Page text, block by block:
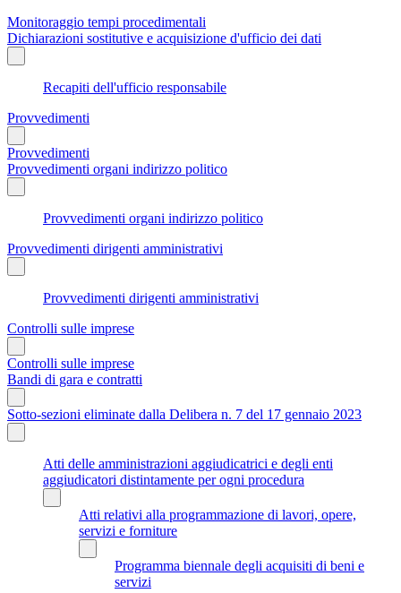
Monitoraggio tempi procedimentali
Dichiarazioni sostitutive e acquisizione d'ufficio dei dati
Recapiti dell'ufficio responsabile
Provvedimenti
Provvedimenti
Provvedimenti organi indirizzo politico
Provvedimenti organi indirizzo politico
Provvedimenti dirigenti amministrativi
Provvedimenti dirigenti amministrativi
Controlli sulle imprese
Controlli sulle imprese
Bandi di gara e contratti
Sotto-sezioni eliminate dalla Delibera n. 7 del 17 gennaio 2023
Atti delle amministrazioni aggiudicatrici e degli enti
aggiudicatori distintamente per ogni procedura
Atti relativi alla programmazione di lavori, opere,
servizi e forniture
Programma biennale degli acquisiti di beni e
servizi